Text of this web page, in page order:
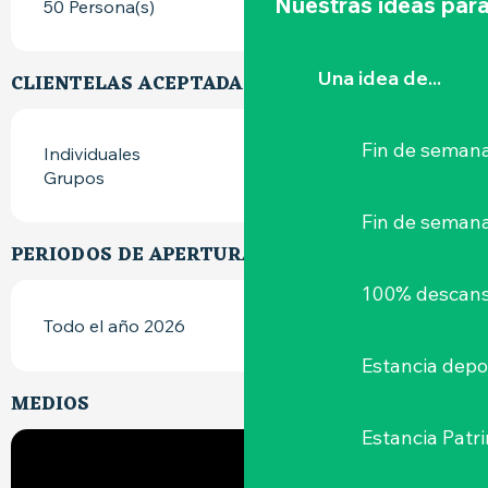
Una idea de...
Fin de
Fin de
100%
Estancia
Estancia
50 Persona(s)
CLIENTELAS ACEPTADAS
Individuales
Grupos
PERIODOS DE APERTURA
Todo el año 2026
MEDIOS